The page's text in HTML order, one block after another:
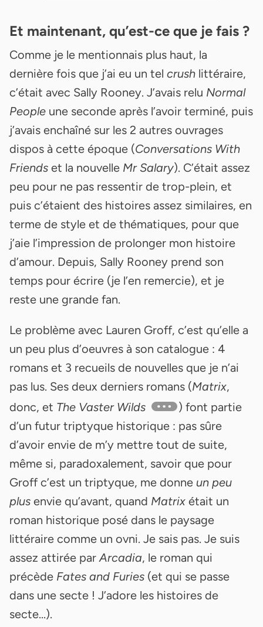
Et maintenant, qu’est-ce que je fais ?
Comme je le mentionnais plus haut, la
dernière fois que j’ai eu un tel crush littéraire,
c’était avec Sally Rooney. J’avais relu Normal
People une seconde après l’avoir terminé, puis
j’avais enchaîné sur les 2 autres ouvrages
dispos à cette époque (Conversations With
Friends et la nouvelle Mr Salary). C’était assez
peu pour ne pas ressentir de trop-plein, et
puis c’étaient des histoires assez similaires, en
terme de style et de thématiques, pour que
j’aie l’impression de prolonger mon histoire
d’amour. Depuis, Sally Rooney prend son
temps pour écrire (je l’en remercie), et je
reste une grande fan.
Le problème avec Lauren Groff, c’est qu’elle a
un peu plus d’oeuvres à son catalogue : 4
romans et 3 recueils de nouvelles que je n’ai
pas lus. Ses deux derniers romans (Matrix,
donc, et The Vaster Wilds
) font partie
d’un futur triptyque historique : pas sûre
d’avoir envie de m’y mettre tout de suite,
même si, paradoxalement, savoir que pour
Groff c’est un triptyque, me donne un peu
plus envie qu’avant, quand Matrix était un
roman historique posé dans le paysage
littéraire comme un ovni. Je sais pas. Je suis
assez attirée parArcadia, le roman qui
précède Fates and Furies (et qui se passe
dans une secte ! J’adore les histoires de
secte...).